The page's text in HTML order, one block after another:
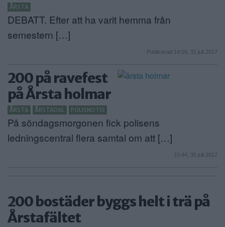
ÅRSTA
DEBATT. Efter att ha varit hemma från
semestern […]
Publicerad 14:16, 31 juli 2017
200 på ravefest
på Årsta holmar
ÅRSTA ÅRSTADAL POLISNOTIS
På söndagsmorgonen fick polisens
ledningscentral flera samtal om att […]
15:44, 30 juli 2017
200 bostäder byggs helt i trä på
Årstafältet